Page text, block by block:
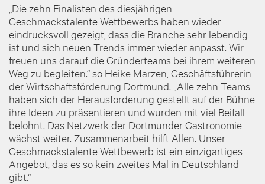
„Die zehn Finalisten des diesjährigen
Geschmackstalente Wettbewerbs haben wieder
eindrucksvoll gezeigt, dass die Branche sehr lebendig
ist und sich neuen Trends immer wieder anpasst. Wir
freuen uns darauf die Gründerteams bei ihrem weiteren
Weg zu begleiten.“ so Heike Marzen, Geschäftsführerin
der Wirtschaftsförderung Dortmund. „Alle zehn Teams
haben sich der Herausforderung gestellt auf der Bühne
ihre Ideen zu präsentieren und wurden mit viel Beifall
belohnt. Das Netzwerk der Dortmunder Gastronomie
wächst weiter. Zusammenarbeit hilft Allen. Unser
Geschmackstalente Wettbewerb ist ein einzigartiges
Angebot, das es so kein zweites Mal in Deutschland
gibt.“